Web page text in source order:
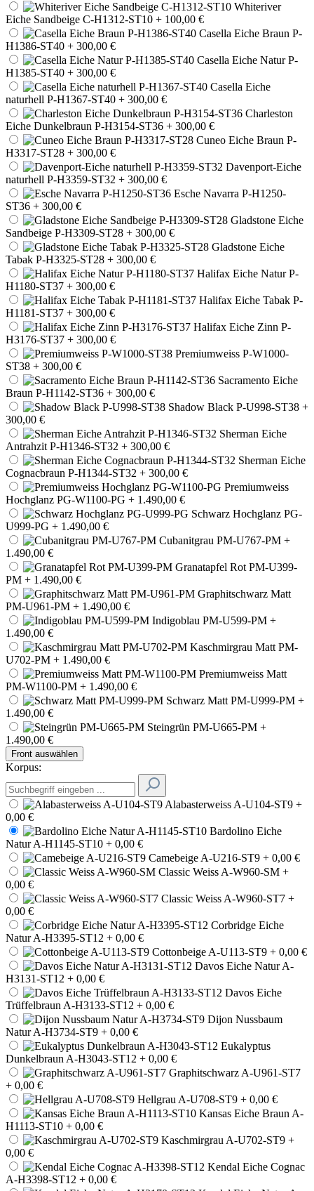
Whiteriver
Eiche Sandbeige C-H1312-ST10 + 100,00 €
Casella Eiche Braun P-
H1386-ST40 + 300,00 €
Casella Eiche Natur P-
H1385-ST40 + 300,00 €
Casella Eiche
naturhell P-H1367-ST40 + 300,00 €
Charleston
Eiche Dunkelbraun P-H3154-ST36 + 300,00 €
Cuneo Eiche Braun P-
H3317-ST28 + 300,00 €
Davenport-Eiche
naturhell P-H3359-ST32 + 300,00 €
Esche Navarra P-H1250-
ST36 + 300,00 €
Gladstone Eiche
Sandbeige P-H3309-ST28 + 300,00 €
Gladstone Eiche
Tabak P-H3325-ST28 + 300,00 €
Halifax Eiche Natur P-
H1180-ST37 + 300,00 €
Halifax Eiche Tabak P-
H1181-ST37 + 300,00 €
Halifax Eiche Zinn P-
H3176-ST37 + 300,00 €
Premiumweiss P-W1000-
ST38 + 300,00 €
Sacramento Eiche
Braun P-H1142-ST36 + 300,00 €
Shadow Black P-U998-ST38 +
300,00 €
Sherman Eiche
Antrahzit P-H1346-ST32 + 300,00 €
Sherman Eiche
Cognacbraun P-H1344-ST32 + 300,00 €
Premiumweiss
Hochglanz PG-W1100-PG + 1.490,00 €
Schwarz Hochglanz PG-
U999-PG + 1.490,00 €
Cubanitgrau PM-U767-PM +
1.490,00 €
Granatapfel Rot PM-U399-
PM + 1.490,00 €
Graphitschwarz Matt
PM-U961-PM + 1.490,00 €
Indigoblau PM-U599-PM +
1.490,00 €
Kaschmirgrau Matt PM-
U702-PM + 1.490,00 €
Premiumweiss Matt
PM-W1100-PM + 1.490,00 €
Schwarz Matt PM-U999-PM +
1.490,00 €
Steingrün PM-U665-PM +
1.490,00 €
Front auswählen
Korpus:
Alabasterweiss A-U104-ST9 +
0,00 €
Bardolino Eiche
Natur A-H1145-ST10 + 0,00 €
Camebeige A-U216-ST9 + 0,00 €
Classic Weiss A-W960-SM +
0,00 €
Classic Weiss A-W960-ST7 +
0,00 €
Corbridge Eiche
Natur A-H3395-ST12 + 0,00 €
Cottonbeige A-U113-ST9 + 0,00 €
Davos Eiche Natur A-
H3131-ST12 + 0,00 €
Davos Eiche
Trüffelbraun A-H3133-ST12 + 0,00 €
Dijon Nussbaum
Natur A-H3734-ST9 + 0,00 €
Eukalyptus
Dunkelbraun A-H3043-ST12 + 0,00 €
Graphitschwarz A-U961-ST7
+ 0,00 €
Hellgrau A-U708-ST9 + 0,00 €
Kansas Eiche Braun A-
H1113-ST10 + 0,00 €
Kaschmirgrau A-U702-ST9 +
0,00 €
Kendal Eiche Cognac
A-H3398-ST12 + 0,00 €